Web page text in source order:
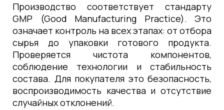
Производство соответствует стандарту
GMP (Good Manufacturing Practice). Это
означает контроль на всех этапах: от отбора
сырья до упаковки готового продукта.
Проверяется чистота компонентов,
соблюдение технологии и стабильность
состава. Для покупателя это безопасность,
воспроизводимость качества и отсутствие
случайных отклонений.